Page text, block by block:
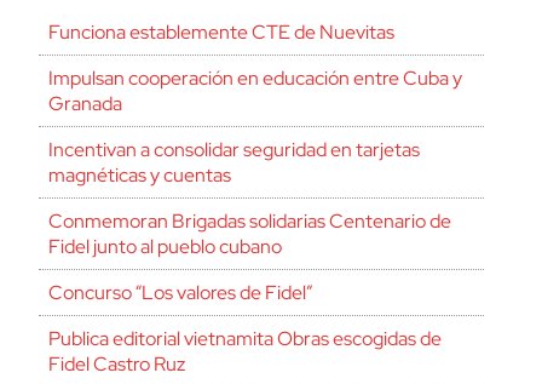
Funciona establemente CTE de Nuevitas
Impulsan cooperación en educación entre Cuba y
Granada
Incentivan a consolidar seguridad en tarjetas
magnéticas y cuentas
Conmemoran Brigadas solidarias Centenario de
Fidel junto al pueblo cubano
Concurso “Los valores de Fidel”
Publica editorial vietnamita Obras escogidas de
Fidel Castro Ruz